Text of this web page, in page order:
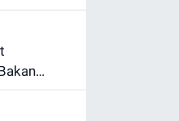
verdi
ziyaret